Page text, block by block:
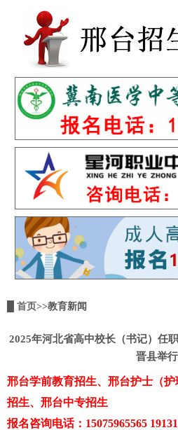
首页>>教育新闻
2025年河北省高中校长（书记）任
晋县举行
邢台学前教育招生、邢台护士（
招生、邢台中专招生
报名咨询电话：15075965565